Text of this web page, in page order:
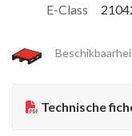
E-Class
Technische